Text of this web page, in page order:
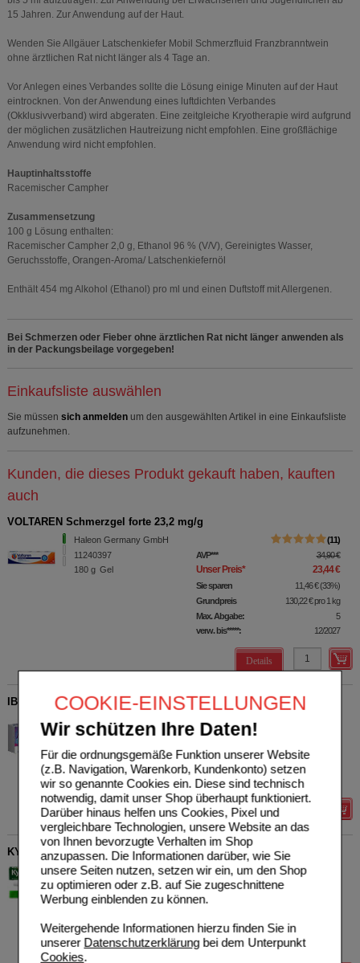
COOKIE-EINSTELLUNGEN
Wir schützen Ihre Daten!
Für die ordnungsgemäße Funktion unserer Website
(z.B. Navigation, Warenkorb, Kundenkonto) setzen
wir so genannte Cookies ein. Diese sind technisch
notwendig, damit unser Shop überhaupt funktioniert.
Darüber hinaus helfen uns Cookies, Pixel und
vergleichbare Technologien, unsere Website an das
von Ihnen bevorzugte Verhalten im Shop
anzupassen. Die Informationen darüber, wie Sie
unsere Seiten nutzen, setzen wir ein, um den Shop
zu optimieren oder z.B. auf Sie zugeschnittene
Werbung einblenden zu können.
Weitergehende Informationen hierzu finden Sie in
unserer Datenschutzerklärungbei dem Unterpunkt
Cookies.
15 Jahren. Zur Anwendung auf der Haut.
Wenden Sie Allgäuer Latschenkiefer Mobil Schmerzfluid Franzbranntwein
ohne ärztlichen Rat nicht länger als 4 Tage an.
Vor Anlegen eines Verbandes sollte die Lösung einige Minuten auf der Haut
eintrocknen. Von der Anwendung eines luftdichten Verbandes
(Okklusivverband) wird abgeraten. Eine zeitgleiche Kryotherapie wird aufgrund
der möglichen zusätzlichen Hautreizung nicht empfohlen. Eine großflächige
Anwendung wird nicht empfohlen.
Hauptinhaltsstoffe
Racemischer Campher
Zusammensetzung
100 g Lösung enthalten:
Racemischer Campher 2,0 g, Ethanol 96 % (V/V), Gereinigtes Wasser,
Geruchsstoffe, Orangen-Aroma/ Latschenkiefernöl
Enthält 454 mg Alkohol (Ethanol) pro ml und einen Duftstoff mit Allergenen.
Bei Schmerzen oder Fieber ohne ärztlichen Rat nicht länger anwenden als
in der Packungsbeilage vorgegeben!
Einkaufsliste auswählen
Sie müssen sich anmelden um den ausgewählten Artikel in eine Einkaufsliste
aufzunehmen.
Kunden, die dieses Produkt gekauft haben, kauften
auch
VOLTAREN Schmerzgel forte 23,2 mg/g
Haleon Germany GmbH
11240397
180 g Gel
11
AVP*** 34,90 €
Unser Preis* 23,44 €
Sie sparen 11,46 € (33%)
Grundpreis
130,22 €pro 1 kg
Max. Abgabe:
5
verw. bis*****:
12/2027
Details
IBUPROFEN Heumann Schmerztabletten 400 mg
HEUMANN PHARMA GmbH
& Co. Generica KG
07728561
50
St Filmtabletten
UVP**
Unser Preis *
Sie sparen 9,35 €
Max. Abgabe:
Details
KYTTA Schmerzsalbe
WICK Pharma -
Zweigniederlassung der
Procter & Gamble GmbH
150g Creme
UVP**
Unser Preis
Grundpreis
121,27 €
Max. Abgabe: